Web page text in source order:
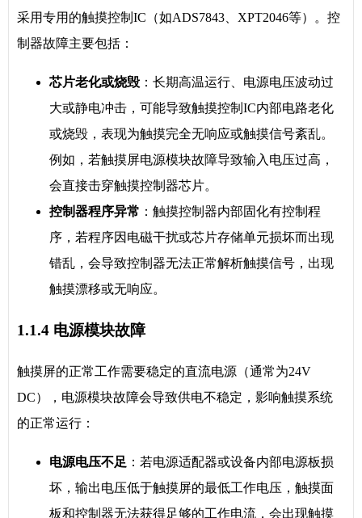
采用专用的触摸控制IC（如ADS7843、XPT2046等）。控
制器故障主要包括：
芯片老化或烧毁 ：长期高温运行、电源电压波动过
大或静电冲击，可能导致触摸控制IC内部电路老化
或烧毁，表现为触摸完全无响应或触摸信号紊乱。
例如，若触摸屏电源模块故障导致输入电压过高，
会直接击穿触摸控制器芯片。
控制器程序异常 ：触摸控制器内部固化有控制程
序，若程序因电磁干扰或芯片存储单元损坏而出现
错乱，会导致控制器无法正常解析触摸信号，出现
触摸漂移或无响应。
1.1.4 电源模块故障
触摸屏的正常工作需要稳定的直流电源（通常为24V
DC），电源模块故障会导致供电不稳定，影响触摸系统
的正常运行：
电源电压不足 ：若电源适配器或设备内部电源板损
坏，输出电压低于触摸屏的最低工作电压，触摸面
板和控制器无法获得足够的工作电流，会出现触摸